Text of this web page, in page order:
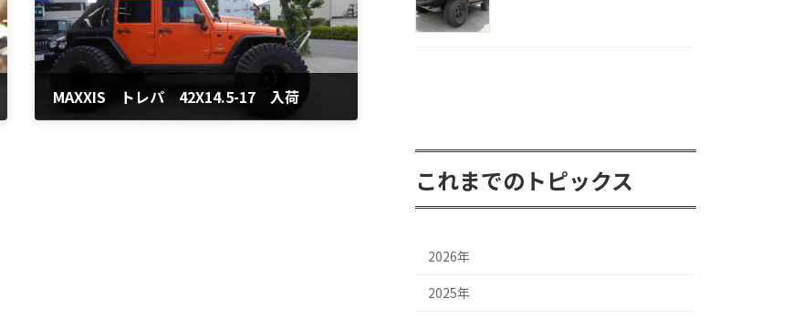
MAXXIS トレパ 42X14.5-17 入荷
これまでのトピックス
2026年
2025年